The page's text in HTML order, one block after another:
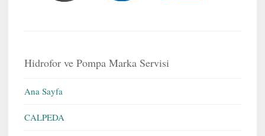
Hidrofor ve Pompa Marka Servisi
Ana Sayfa
CALPEDA